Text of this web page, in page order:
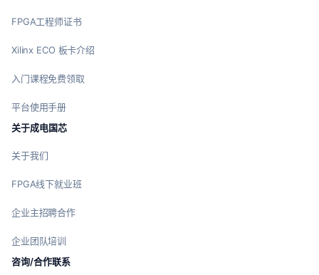
FPGA工程师证书
Xilinx ECO 板卡介绍
入门课程免费领取
平台使用手册
关于成电国芯
关于我们
FPGA线下就业班
企业主招聘合作
企业团队培训
咨询/合作联系